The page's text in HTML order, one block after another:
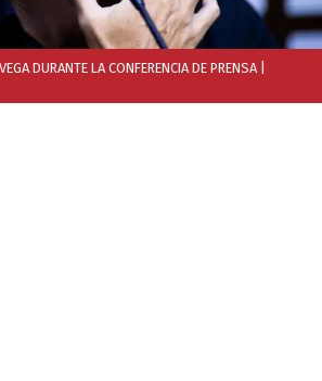
DURANTE LA CONFERENCIA DE PRENSA